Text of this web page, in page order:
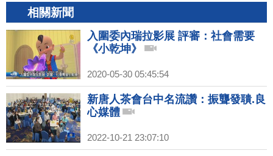
相關新聞
入圍委內瑞拉影展 評審：社會需要
《小乾坤》
2020-05-30 05:45:54
新唐人茶會台中名流讚：振聾發聵.良
心媒體
2022-10-21 23:07:10